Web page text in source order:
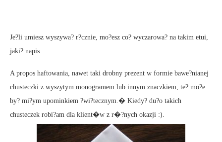
Je?li umiesz wyszywa? r?cznie, mo?esz co? wyczarowa? na takim etui,
jaki? napis.
A propos haftowania, nawet taki drobny prezent w formie bawe?nianej
chusteczki z wyszytym monogramem lub innym znaczkiem, te? mo?e
by? mi?ym upominkiem ?wi?tecznym.� Kiedy? du?o takich
chusteczek robi?am dla klient�w z r�?nych okazji :).